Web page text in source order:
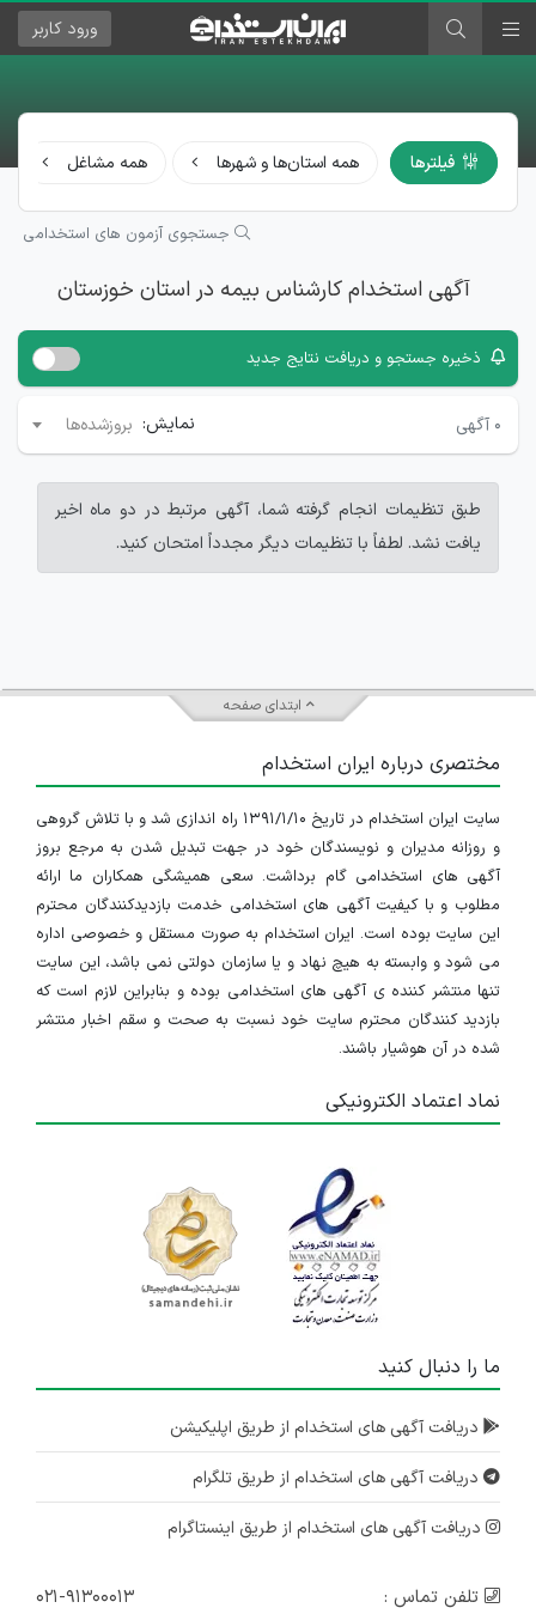
ورود کاربر
فیلترها همه استان‌ها و شهرها همه مشاغل
جستجوی آزمون های استخدامی
آگهی استخدام کارشناس بیمه در استان خوزستان
ذخیره جستجو و دریافت نتایج جدید
۰ آگهی نمایش: بروزشده‌ها
طبق تنظیمات انجام گرفته شما، آگهی مرتبط در دو ماه اخیر
یافت نشد. لطفاً با تنظیمات دیگر مجدداً امتحان کنید.
ابتدای صفحه
مختصری درباره ایران استخدام
سایت ایران استخدام در تاریخ ۱۳۹۱/۱/۱۰ راه اندازی شد و با تلاش گروهی
و روزانه مدیران و نویسندگان خود در جهت تبدیل شدن به مرجع بروز
آگهی های استخدامی گام برداشت. سعی همیشگی همکاران ما ارائه
مطلوب و با کیفیت آگهی های استخدامی خدمت بازدیدکنندگان محترم
این سایت بوده است. ایران استخدام به صورت مستقل و خصوصی اداره
می شود و وابسته به هیچ نهاد و یا سازمان دولتی نمی باشد، این سایت
تنها منتشر کننده ی آگهی های استخدامی بوده و بنابراین لازم است که
بازدید کنندگان محترم سایت خود نسبت به صحت و سقم اخبار منتشر
شده در آن هوشیار باشند.
نماد اعتماد الکترونیکی
ما را دنبال کنید
دریافت آگهی های استخدام از طریق اپلیکیشن
دریافت آگهی های استخدام از طریق تلگرام
دریافت آگهی های استخدام از طریق اینستاگرام
تلفن تماس : ۰۲۱-۹۱۳۰۰۰۱۳